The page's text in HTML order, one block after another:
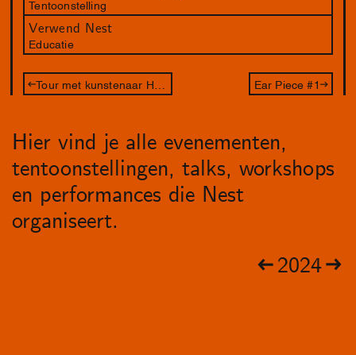
Tentoonstelling
Verwend Nest
Educatie
Ear Piece #1
Hier vind je alle evenementen,
tentoonstellingen, talks, workshops
en performances die Nest
organiseert.
2024